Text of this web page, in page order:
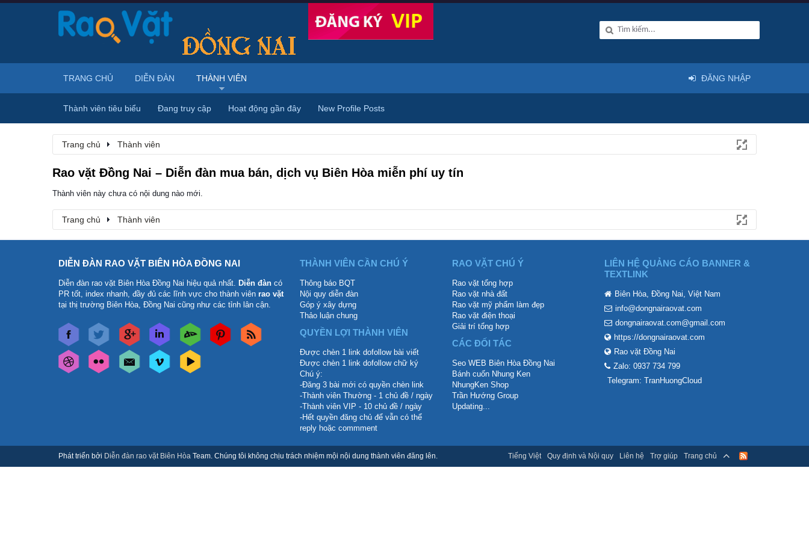
Trang chủ Thành viên
Rao vặt Đồng Nai – Diễn đàn mua bán, dịch vụ Biên Hòa miễn phí uy tín
Thành viên này chưa có nội dung nào mới.
Trang chủ Thành viên
TRANG CHỦ DIỄN ĐÀN THÀNH VIÊN
Thành viên tiêu biểu Đang truy cập Hoạt động gần đây New Profile Posts
ĐĂNG NHẬP
DIỄN ĐÀN RAO VẶT BIÊN HÒA ĐỒNG NAI
Diễn đàn rao vặt Biên Hòa Đồng Nai hiệu quả nhất. Diễn đàn có
PR tốt, index nhanh, đầy đủ các lĩnh vực cho thành viên rao vặt
tại thị trường Biên Hòa, Đồng Nai cũng như các tỉnh lân cận.
THÀNH VIÊN CẦN CHÚ Ý
Thông báo BQT
Nội quy diễn đàn
Góp ý xây dựng
Thảo luận chung
QUYỀN LỢI THÀNH VIÊN
Được chèn 1 link dofollow bài viết
Được chèn 1 link dofollow chữ ký
Chú ý:
-Đăng 3 bài mới có quyền chèn link
-Thành viên Thường - 1 chủ đề / ngày
-Thành viên VIP - 10 chủ đề / ngày
-Hết quyền đăng chủ để vẫn có thể
reply hoặc commment
RAO VẶT CHÚ Ý
Rao vặt tổng hợp
Rao vặt nhà đất
Rao vặt mỹ phẩm làm đẹp
Rao vặt điện thoại
Giải trí tổng hợp
CÁC ĐỐI TÁC
Seo WEB Biên Hòa Đồng Nai
Bánh cuốn Nhung Ken
NhungKen Shop
Trần Hướng Group
Updating...
LIÊN HỆ QUẢNG CÁO BANNER &
TEXTLINK
Biên Hòa, Đồng Nai, Việt Nam
info@dongnairaovat.com
dongnairaovat.com@gmail.com
https://dongnairaovat.com
Rao vặt Đồng Nai
Zalo: 0937 734 799
Telegram: TranHuongCloud
Phát triển bởi Diễn đàn rao vặt Biên Hòa Team. Chúng tôi không chịu trách nhiệm mội nội dung thành viên đăng lên. Tiếng Việt Quy định và Nội quy Liên hệ Trợ giúp Trang chủ